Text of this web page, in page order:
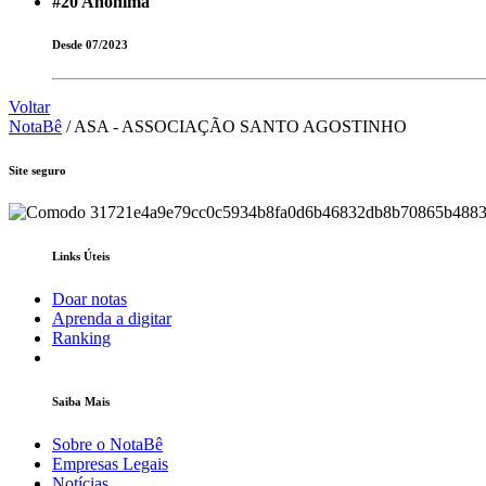
Desde 07/2023
Voltar
NotaBê / ASA - ASSOCIAÇÃO SANTO AGOSTINHO
Site seguro
Links Úteis
Doar notas
Aprenda a digitar
Ranking
Saiba Mais
Sobre o NotaBê
Empresas Legais